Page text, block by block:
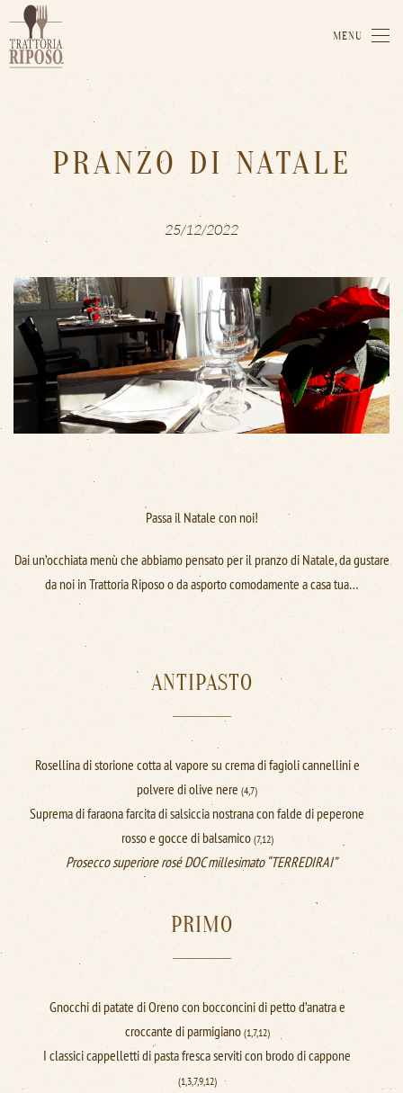
MENU
PRANZO DI NATALE
25/12/2022
Passa il Natale con noi!
Dai un’occhiata menù che abbiamo pensato per il pranzo di Natale, da gustare
da noi in Trattoria Riposo o da asporto comodamente a casa tua…
ANTIPASTO
Rosellina di storione cotta al vapore su crema di fagioli cannellini e
polvere di olive nere (4,7)
Suprema di faraona farcita di salsiccia nostrana con falde di peperone
rosso e gocce di balsamico (7,12)
Prosecco superiore rosé DOC millesimato “TERREDIRAI”
PRIMO
Gnocchi di patate di Oreno con bocconcini di petto d’anatra e
croccante di parmigiano (1,7,12)
I classici cappelletti di pasta fresca serviti con brodo di cappone
(1,3,7,9,12)